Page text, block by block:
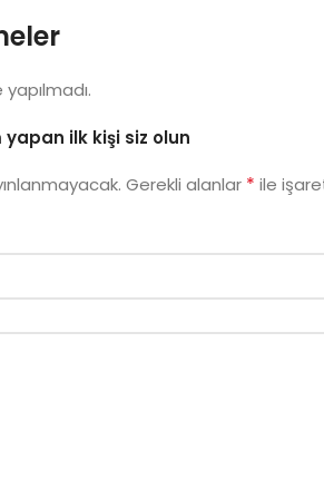
yapan ilk kişi siz olun
Gerekli alanlar * ile